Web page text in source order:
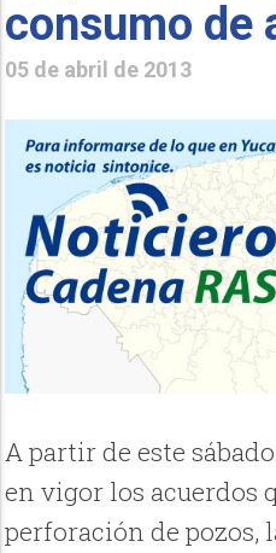
consumo de
05 de abril de 2013
A partir de este
en vigor los acuerdos
perforación de pozos,